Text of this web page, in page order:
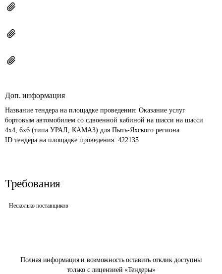
Полная информация и возможность оставить отклик доступны
только с лицензией «Тендеры»
Доп. информация
Название тендера на площадке проведения: Оказание услуг
бортовым автомобилем со сдвоенной кабиной на шасси на шасси
4х4, 6х6 (типа УРАЛ, КАМАЗ) для Пыть-Яхского региона
ID тендера на площадке проведения: 422135
Требования
Несколько поставщиков